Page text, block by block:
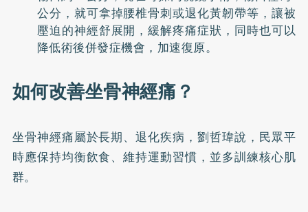
公分，就可拿掉腰椎骨刺或退化黃韌帶等，讓被
壓迫的神經舒展開，緩解疼痛症狀，同時也可以
降低術後併發症機會，加速復原。
如何改善坐骨神經痛？
坐骨神經痛屬於長期、退化疾病，劉哲瑋說，民眾平
時應保持均衡飲食、維持運動習慣，並多訓練核心肌
群。